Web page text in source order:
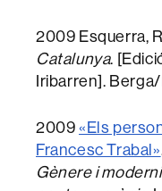
2009 Esquerra,
Catalunya.
Iribarren].
2009 «Els
Francesc Trabal»
Gènere i